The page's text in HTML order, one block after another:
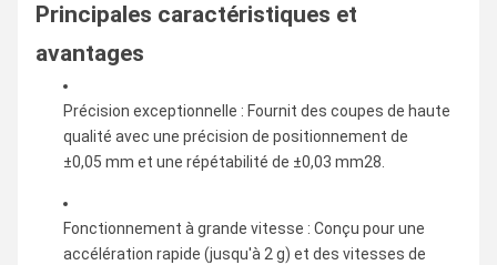
Principales caractéristiques et
avantages
Précision exceptionnelle : Fournit des coupes de haute
qualité avec une précision de positionnement de
±0,05 mm et une répétabilité de ±0,03 mm28.
Fonctionnement à grande vitesse : Conçu pour une
accélération rapide (jusqu'à 2 g) et des vitesses de